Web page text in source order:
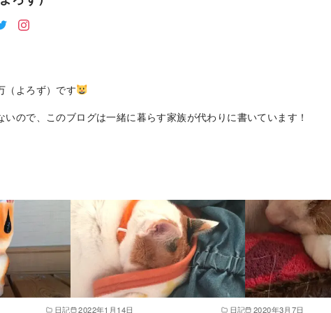
（よろず）です
いので、このブログは一緒に暮らす家族が代わりに書いています！
日記 2022年1月14日 日記 2020年3月7日